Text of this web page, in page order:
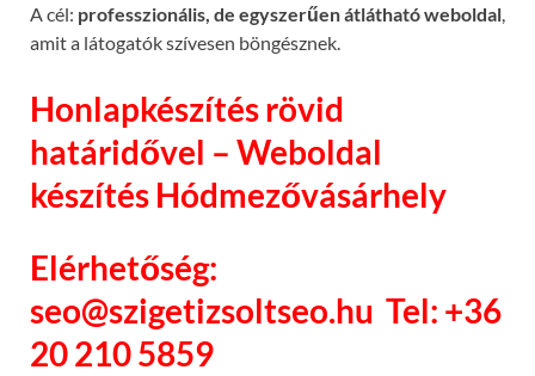
A cél: professzionális, de egyszerűen átlátható weboldal,
amit a látogatók szívesen böngésznek.
Honlapkészítés rövid
határidővel – Weboldal
készítés Hódmezővásárhely
Elérhetőség:
seo@szigetizsoltseo.hu Tel: +36
20 210 5859